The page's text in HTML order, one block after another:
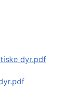
dyr.pdf